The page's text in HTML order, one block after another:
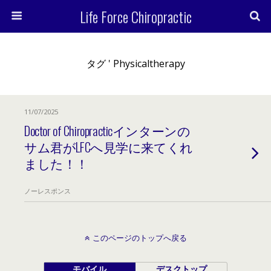
Life Force Chiropractic
タグ ' Physicaltherapy
11/07/2025
Doctor of Chiropracticインターンの
サム君がLFCへ見学に来てくれ
ました！！
ノーレスポンス
このページのトップへ戻る